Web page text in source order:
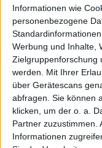
Informationen wie
personenbezogene
Werbung und Inhalte,
Zielgruppenforschung
werden.
Mit Ihrer
über Gerätescans
abfragen. Sie können
klicken, um der o. a.
Partner zuzustimmen.
Informationen
Auf DESMONDO
individuelles,
die aktuellsten
neuesten Smart
Rechtliches